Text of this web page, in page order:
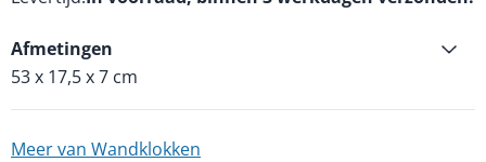
Afmetingen
53 x 17,5 x 7 cm
Meer van Wandklokken